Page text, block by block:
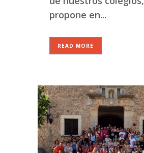
propone en...
READ MORE